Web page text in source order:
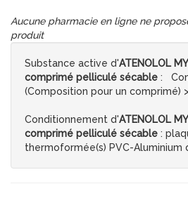
Aucune pharmacie en ligne ne
produit
Substance active d'ATENOLOL
comprimé pelliculé sécable :
(Composition pour un
Conditionnement d'ATENOLOL
comprimé pelliculé sécable :
thermoformée(s) PVC-Aluminium